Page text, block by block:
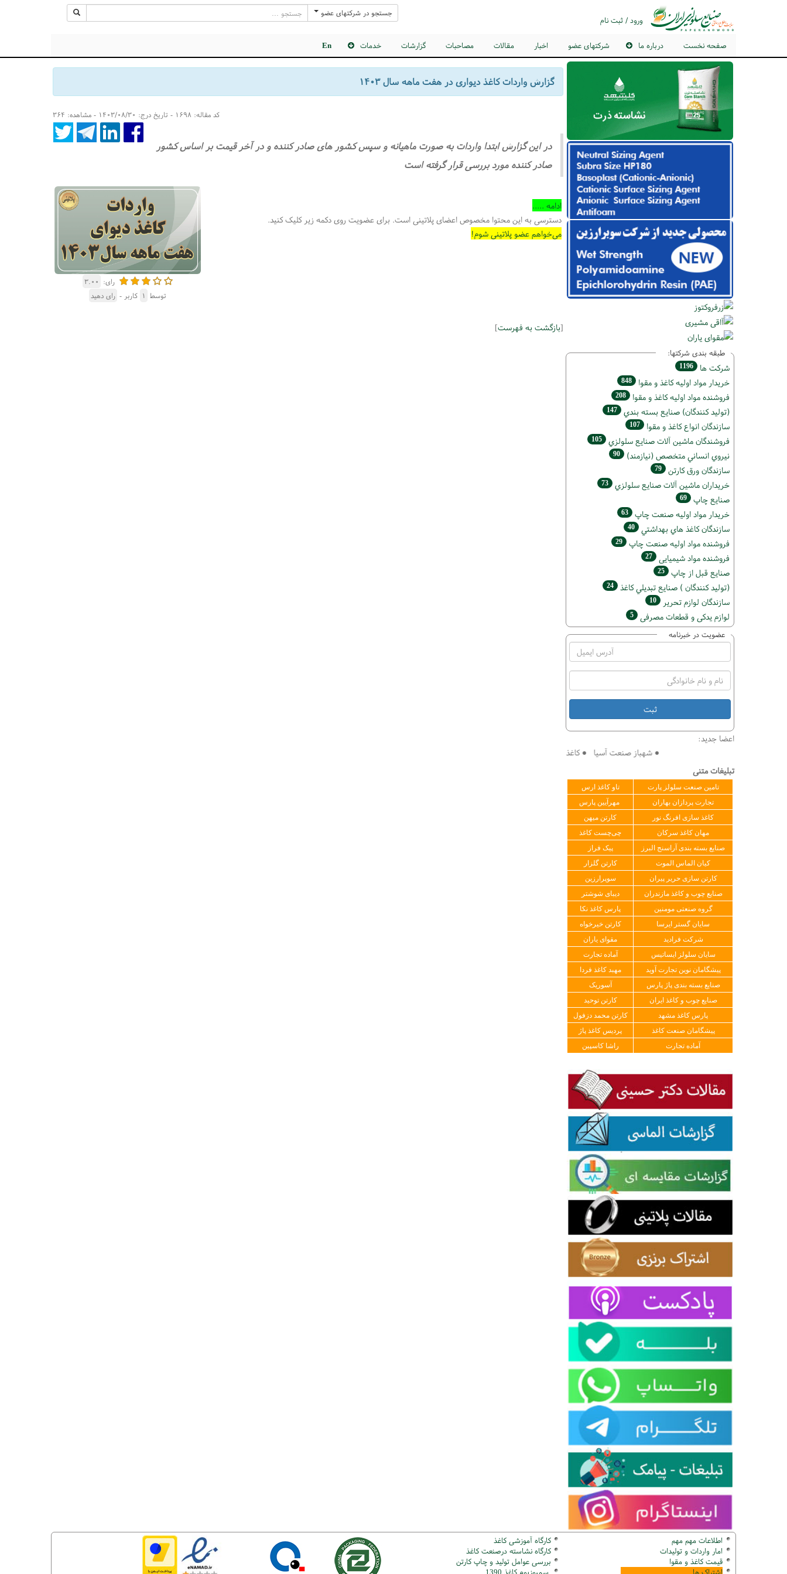
ورود / ثبت نام
جستجو در شرکتهای عضو
صفحه نخست درباره ما شرکتهای عضو اخبار مقالات مصاحبات گزارشات خدمات En
گزارش واردات کاغذ دیواری در هفت ماهه سال ۱۴۰۳
کد مقاله: ۱۶۹۸ - تاریخ درج: ۱۴۰۳/۰۸/۳۰ - مشاهده: ۳۶۴
در این گزارش ابتدا واردات به صورت ماهیانه و سپس کشور های صادر کننده و در آخر قیمت بر اساس کشور
صادر کننده مورد بررسی قرار گرفته است
رای: ۳.۰۰
توسط ۱ کاربر - رای دهید
ادامه .....
دسترسی به این محتوا مخصوص اعضای پلاتینی است. برای عضویت روی دکمه زیر کلیک کنید.
می‌خواهم عضو پلاتینی شوم!
[بازگشت به فهرست]
طبقه بندی شرکتها:
شركت ها 1196
خريدار مواد اوليه كاغذ و مقوا 848
فروشنده مواد اوليه كاغذ و مقوا 208
(تولید كنندگان) صنايع بسته بندي 147
سازندگان انواع کاغذ و مقوا 107
فروشندگان ماشين آلات صنايع سلولزي 105
نيروي انساني متخصص (نیازمند) 90
سازندگان ورق كارتن 79
خریداران ماشين آلات صنايع سلولزي 73
صنايع چاپ 69
خريدار مواد اوليه صنعت چاپ 63
سازندگان كاغذ هاي بهداشتي 40
فروشنده مواد اوليه صنعت چاپ 29
فروشنده مواد شیمیایی 27
صنايع قبل از چاپ 25
(تولید كنندگان ) صنايع تبديلي كاغذ 24
سازندگان لوازم تحریر 10
لوازم یدکی و قطعات مصرفی 5
عضویت در خبرنامه
اعضا جدید:
● شهباز صنعت آسیا ● کاغذ سازی افق ● فنی مهندسی سپهر کویر فرداد ● کاغذ و مقوای فانتزی ترنج ● رسا
تبلیغات متنی
تامین صنعت سلولز پارت
تاو کاغذ ارس
تجارت پردازان بهاران
مهرآیین پارس
کاغذ سازی افرنگ نور
کارتن میهن
مهان کاغذ سرکان
چی‌چست کاغذ
صنایع بسته بندی آراسنج البرز
پیک فراز
کیان الماس الموت
کارتن گلزار
کارتن سازی حریر پیران
سوپرارزین
صنایع چوب و کاغذ مازندران
دیبای شوشتر
گروه صنعتی مومنین
پارس کاغذ نکا
سایان گستر ایرسا
کارتن خیرخواه
شرکت فرادید
مقوای یاران
سایان سلولز ایساتیس
آماده تجارت
پیشگامان نوین تجارت آوید
مهبد کاغذ فردا
صنایع بسته بندی پاژ پارس
آسوریک
صنایع چوب و کاغذ ایران
کارتن توحید
پارس کاغذ مشهد
کارتن محمد دزفول
پیشگامان صنعت کاغذ
پردیس کاغذ پاژ
آماده تجارت
راشا کاسپین
اطلاعات مهم مهم
امار واردات و تولیدات
قیمت کاغذ و مقوا
کارگاه آموزشی کاغذ
کارگاه نشاسته درصنعت کاغذ
بررسی عوامل تولید و چاپ کارتن